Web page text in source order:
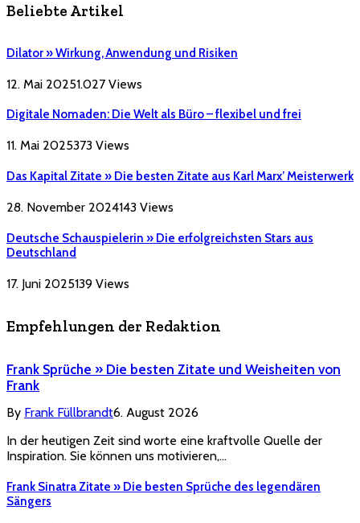
Beliebte Artikel
Dilator » Wirkung, Anwendung und Risiken
12. Mai 20251.027 Views
Digitale Nomaden: Die Welt als Büro – flexibel und frei
11. Mai 2025373 Views
Das Kapital Zitate » Die besten Zitate aus Karl Marx’ Meisterwerk
28. November 2024143 Views
Deutsche Schauspielerin » Die erfolgreichsten Stars aus
Deutschland
17. Juni 2025139 Views
Empfehlungen der Redaktion
Frank Sprüche » Die besten Zitate und Weisheiten von
Frank
By Frank Füllbrandt6. August 2026
In der heutigen Zeit sind worte eine kraftvolle Quelle der
Inspiration. Sie können uns motivieren,…
Frank Sinatra Zitate » Die besten Sprüche des legendären
Sängers